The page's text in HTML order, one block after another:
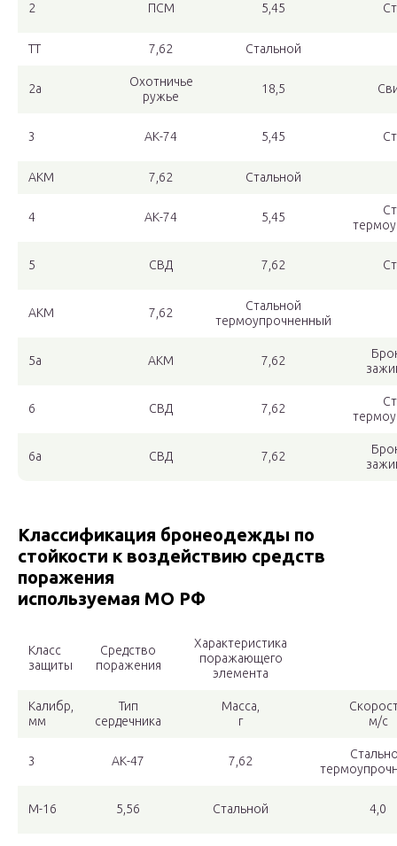
2 ПСМ 5,45
ТТ 7,62 Стальной
2а
Охотничье
ружье
18,5
3 АК-74 5,45
АКМ 7,62 Стальной
4 АК-74 5,45
5 СВД 7,62
АКМ 7,62
Стальной
термоупрочненный
5а АКМ 7,62
6 СВД 7,62
6а СВД 7,62
Классификация бронеодежды по
стойкости к воздействию средств
поражения
используемая МО РФ
Класс
защиты
Средство
поражения
Характеристика
поражающего
элемента
Калибр,
мм
Тип
сердечника
Масса,
г
м/с
3 АК-47 7,62
М-16 5,56 Стальной 4,0